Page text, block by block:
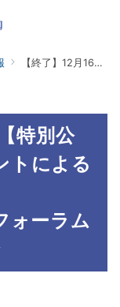
【終了】12月16日開催 【特別公開】チーフコンサルタントによる最新事例セミナー<br> ※TOCインダストリーフォーラム2020発表事例をご紹介
特別公
トによる
ォーラム